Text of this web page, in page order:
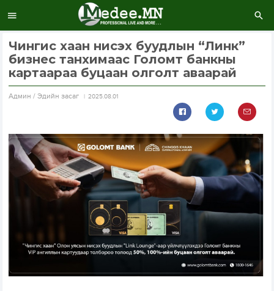
Чингис хаан нисэх буудлын “Линк”
бизнес танхимаас Голомт банкны
картаараа буцаан олголт аваарай
Aдмин / Эдийн засаг 2025.08.01